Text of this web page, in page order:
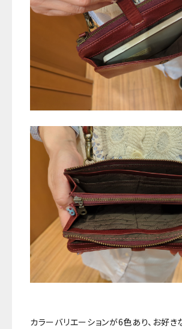
カラーバリエーションが6色あり、お好